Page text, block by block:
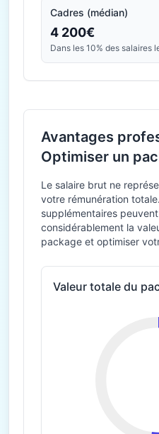
Cadres (médian)
4 200€
Dans les 10% des salaires
Avantages
Optimiser un
Le salaire brut ne
votre rémunération
supplémentaires
considérablement la
package et optimiser
Valeur totale du